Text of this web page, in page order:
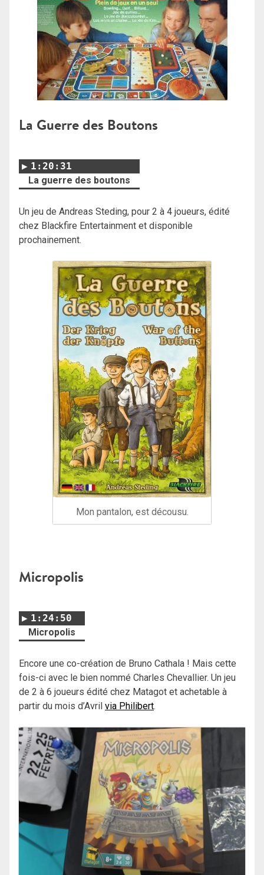
La Guerre des Boutons
1:20:31
La guerre des boutons
Un jeu de Andreas Steding, pour 2 à 4 joueurs, édité
chez Blackfire Entertainment et disponible
prochainement.
Mon pantalon, est décousu.
Micropolis
1:24:50
Micropolis
Encore une co-création de Bruno Cathala ! Mais cette
fois-ci avec le bien nommé Charles Chevallier. Un jeu
de 2 à 6 joueurs édité chez Matagot et achetable à
partir du mois d’Avril via Philibert.